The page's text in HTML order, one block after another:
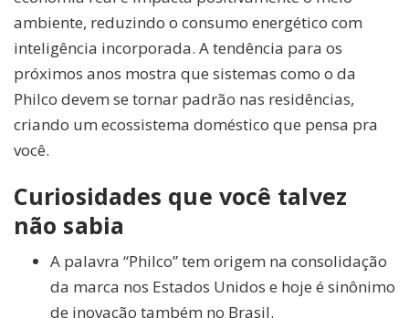
ambiente, reduzindo o consumo energético com
inteligência incorporada. A tendência para os
próximos anos mostra que sistemas como o da
Philco devem se tornar padrão nas residências,
criando um ecossistema doméstico que pensa pra
você.
Curiosidades que você talvez
não sabia
A palavra “Philco” tem origem na consolidação
da marca nos Estados Unidos e hoje é sinônimo
de inovação também no Brasil.